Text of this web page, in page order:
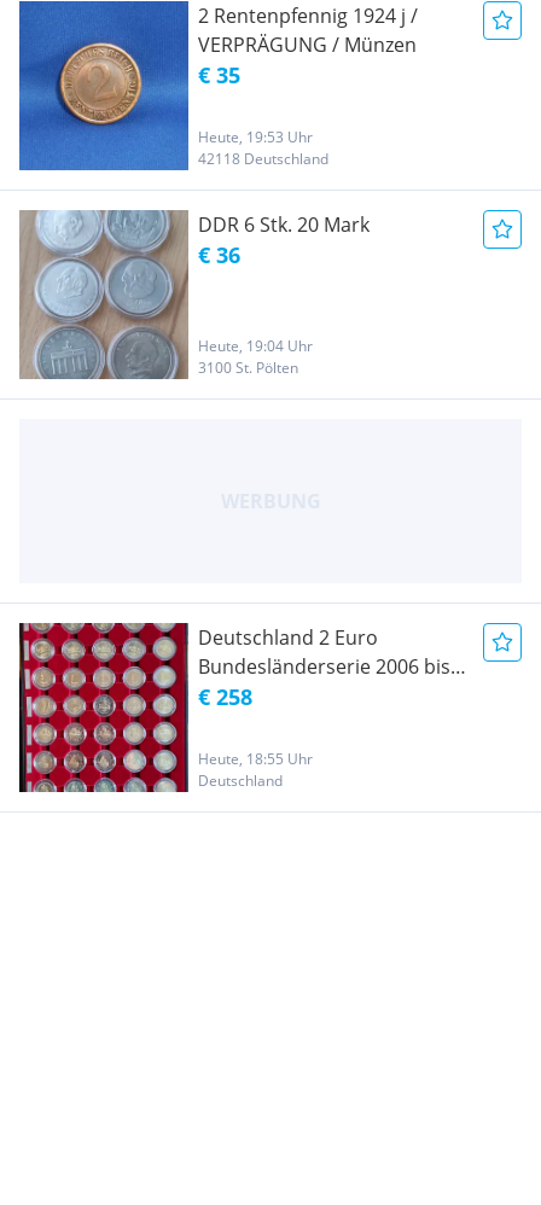
2 Rentenpfennig 1924 j /
VERPRÄGUNG / Münzen
€ 35
Heute, 19:53 Uhr
42118 Deutschland
DDR 6 Stk. 20 Mark
€ 36
Heute, 19:04 Uhr
3100 St. Pölten
Deutschland 2 Euro
Bundesländerserie 2006 bis
2022 - vollständig
€ 258
Heute, 18:55 Uhr
Deutschland